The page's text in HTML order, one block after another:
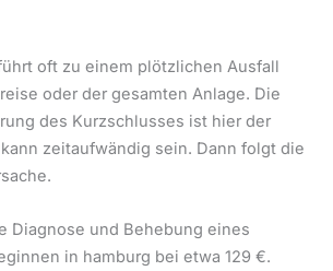
oft zu einem plötzlichen Ausfall
oder der gesamten Anlage. Die
des Kurzschlusses ist hier der
zeitaufwändig sein. Dann folgt die
Diagnose und Behebung eines
in hamburg bei etwa 129 €.